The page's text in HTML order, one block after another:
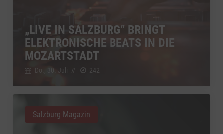
„LIVE IN SALZBURG“ BRINGT
ELEKTRONISCHE BEATS IN DIE
MOZARTSTADT
Do., 30. Juli // 242
Salzburg Magazin